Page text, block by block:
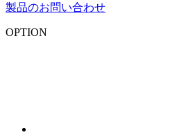
製品のお問い合わせ
OPTION